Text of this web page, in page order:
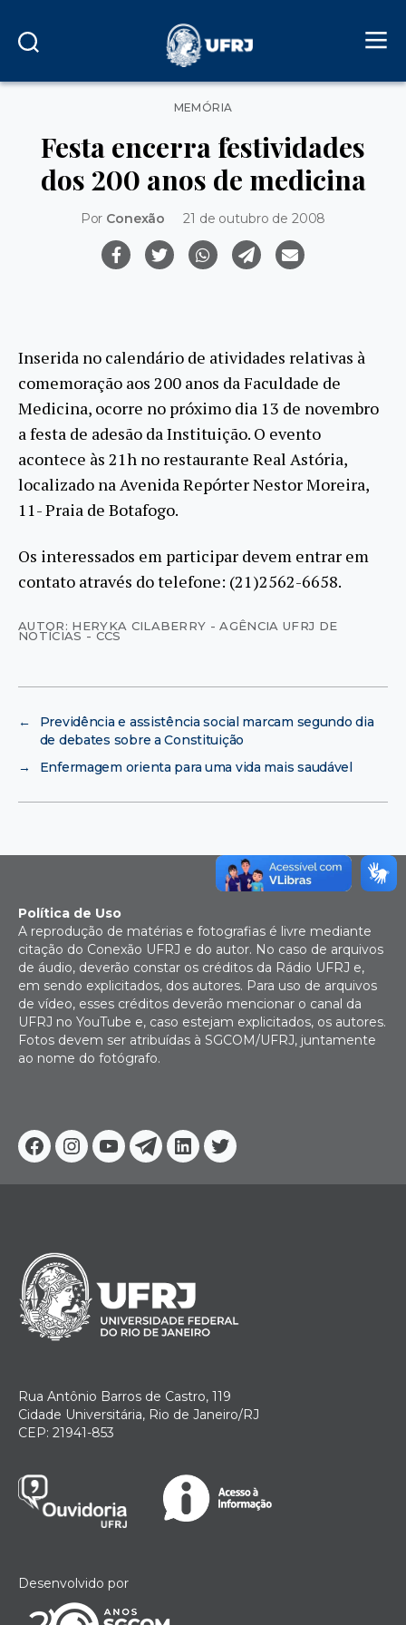
Categorias
MEMÓRIA
Festa encerra festividades
dos 200 anos de medicina
Por Conexão 21 de outubro de 2008
Inserida no calendário de atividades relativas à
comemoração aos 200 anos da Faculdade de
Medicina, ocorre no próximo dia 13 de novembro
a festa de adesão da Instituição. O evento
acontece às 21h no restaurante Real Astória,
localizado na Avenida Repórter Nestor Moreira,
11- Praia de Botafogo.
Os interessados em participar devem entrar em
contato através do telefone: (21)2562-6658.
AUTOR: HERYKA CILABERRY - AGÊNCIA UFRJ DE
NOTÍCIAS - CCS
←
Previdência e assistência social marcam segundo dia
de debates sobre a Constituição
→
Enfermagem orienta para uma vida mais saudável
Facebook
Instagram
YoutubeTelegram
Linkedin
Twitter
Política de Uso
A reprodução de matérias e fotografias é livre mediante
citação do Conexão UFRJ e do autor. No caso de arquivos
de áudio, deverão constar os créditos da Rádio UFRJ e,
em sendo explicitados, dos autores. Para uso de arquivos
de vídeo, esses créditos deverão mencionar o canal da
UFRJ no YouTube e, caso estejam explicitados, os autores.
Fotos devem ser atribuídas à SGCOM/UFRJ, juntamente
ao nome do fotógrafo.
Rua Antônio Barros de Castro, 119
Cidade Universitária, Rio de Janeiro/RJ
CEP: 21941-853
Desenvolvido por